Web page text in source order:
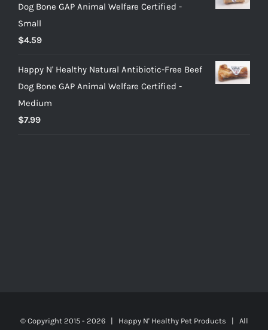
Dog Bone GAP Animal Welfare Certified -
Small
$4.59
Happy N' Healthy Natural Antibiotic-Free Beef
Dog Bone GAP Animal Welfare Certified -
Medium
$7.99
© Copyright 2015 - 2026 | Happy N' Healthy Pet Products | All